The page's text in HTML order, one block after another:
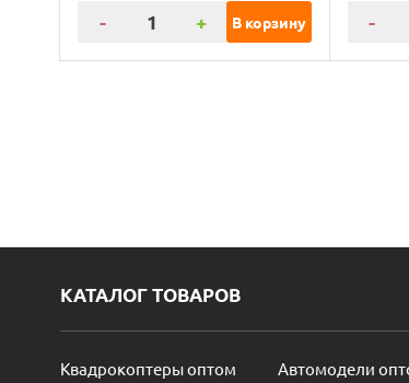
- + В корзину -
КАТАЛОГ ТОВАРОВ
Квадрокоптеры оптом
Автомодели